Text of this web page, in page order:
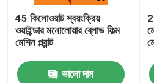
45 কিলোওয়াট স্বয়ংক্রিয়
ওয়াইন্ডার মনোলোয়ার ব্লোভ ফিল্ম
মেশিন প্ল্যান্ট
ভালো দাম